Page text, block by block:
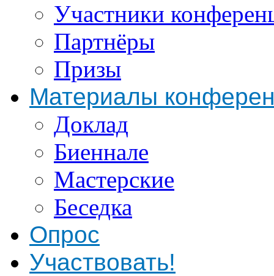
Участники
Партнёры
Призы
Материалы
Доклад
Биеннале
Мастерские
Беседка
Опрос
Участвовать!